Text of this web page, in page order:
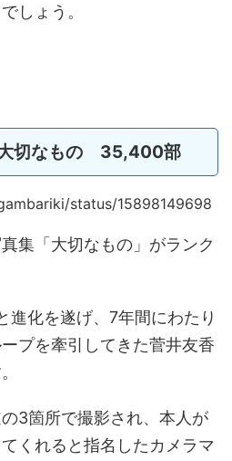
しょう。
切なもの 35,400部
status/15898149698
集「大切なもの」がランク
化を遂げ、7年間にわたり
プを牽引してきた菅井友香
3箇所で撮影され、本人が
くれると指名したカメラマ